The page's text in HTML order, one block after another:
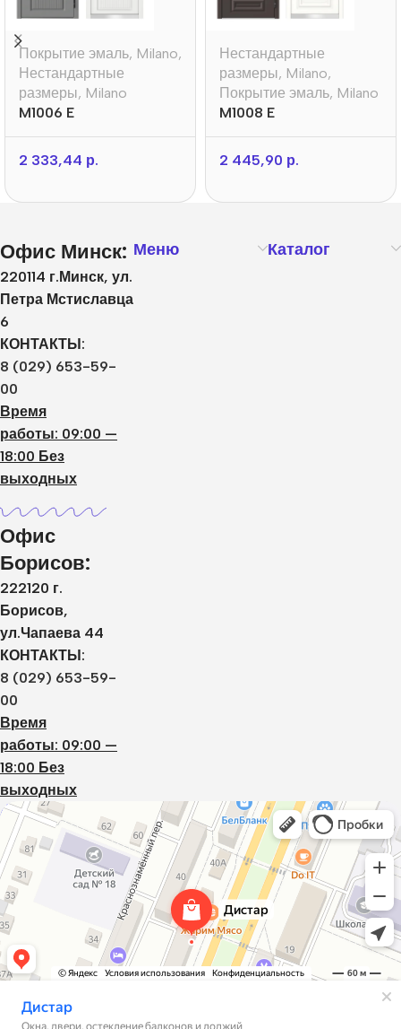
Покрытие эмаль, Milano,
Нестандартные
размеры, Milano
M1006 E
2 333,44 р.
Нестандартные
размеры, Milano,
Покрытие эмаль, Milano
M1008 E
2 445,90 р.
Офис Минск:
220114 г.Минск, ул.
Петра Мстиславца
6
КОНТАКТЫ:
8 (029) 653-59-
00
Время
работы: 09:00 —
18:00 Без
выходных
Офис
Борисов:
222120 г.
Борисов,
ул.Чапаева 44
КОНТАКТЫ:
8 (029) 653-59-
00
Время
работы: 09:00 —
18:00 Без
выходных
Меню Каталог
Дистар
Окна в Борисове
Двери в Борисове